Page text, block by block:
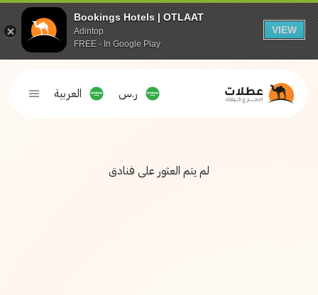
Bookings Hotels | OTLAAT
Adintop
FREE - In Google Play
VIEW
ر.س العربية
لم يتم العثور على فنادق